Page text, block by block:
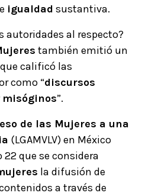
igualdad sustantiva.
autoridades al respecto?
también emitió un
calificó las
como “discursos
misóginos”.
de las Mujeres a una
(LGAMVLV) en México
que se considera
la difusión de
a través de